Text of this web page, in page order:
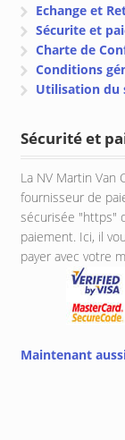
Echange et
Sécurite et
Charte de
Conditions
Utilisation du
Sécurité et
La NV Martin Van
fournisseur de
sécurisée "https"
paiement. Ici, il
payer avec votre
Maintenant